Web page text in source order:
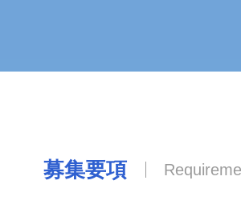
募集要項